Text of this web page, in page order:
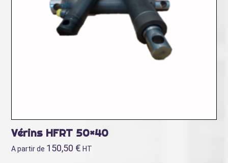
Vérins HFRT 50×40
A partir de 150,50 € HT